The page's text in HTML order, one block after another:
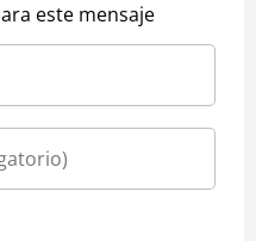
este mensaje